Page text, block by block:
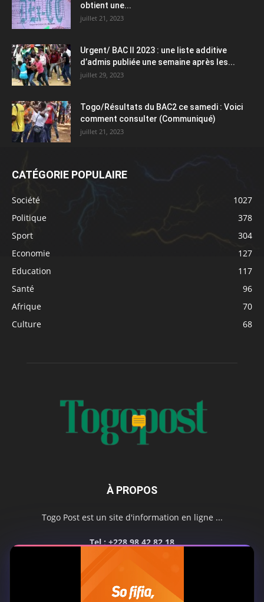
obtient une...
juillet 21, 2023
Urgent/ BAC II 2023 : une liste additive
d’admis publiée une semaine après les...
juillet 29, 2023
Togo/Résultats du BAC2 ce samedi : Voici
comment consulter (Communiqué)
juillet 21, 2023
CATÉGORIE POPULAIRE
Société
1027
Politique
378
Sport
304
Economie
127
Education
117
Santé
96
Afrique
70
Culture
68
À PROPOS
Togo Post est un site d'information en ligne ...
Tel : +228 98 42 82 18